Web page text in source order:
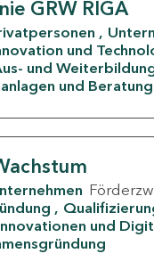
GRW RIGA
und
und
und Beratung
und